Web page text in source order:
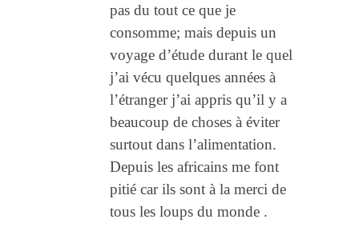
pas du tout ce que je
consomme; mais depuis un
voyage d’étude durant le quel
j’ai vécu quelques années à
l’étranger j’ai appris qu’il y a
beaucoup de choses à éviter
surtout dans l’alimentation.
Depuis les africains me font
pitié car ils sont à la merci de
tous les loups du monde .